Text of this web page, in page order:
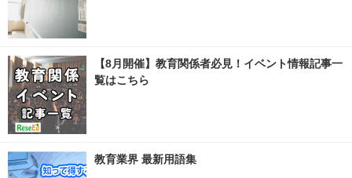
【8月開催】教育関係者必見！イベント情報記事一
覧はこちら
教育業界 最新用語集